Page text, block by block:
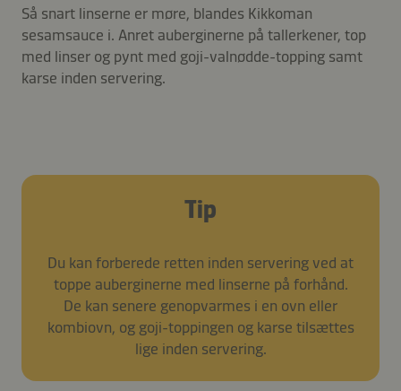
Så snart linserne er møre, blandes Kikkoman
sesamsauce i. Anret auberginerne på tallerkener, top
med linser og pynt med goji-valnødde-topping samt
karse inden servering.
Tip
Du kan forberede retten inden servering ved at
toppe auberginerne med linserne på forhånd.
De kan senere genopvarmes i en ovn eller
kombiovn, og goji-toppingen og karse tilsættes
lige inden servering.